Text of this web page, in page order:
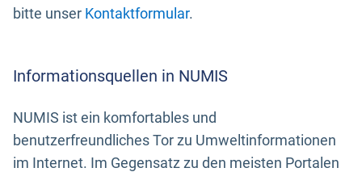
bitte unser Kontaktformular.
Informationsquellen in NUMIS
NUMIS ist ein komfortables und
benutzerfreundliches Tor zu Umweltinformationen
im Internet. Im Gegensatz zu den meisten Portalen